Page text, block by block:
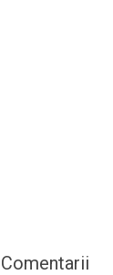
Comentarii